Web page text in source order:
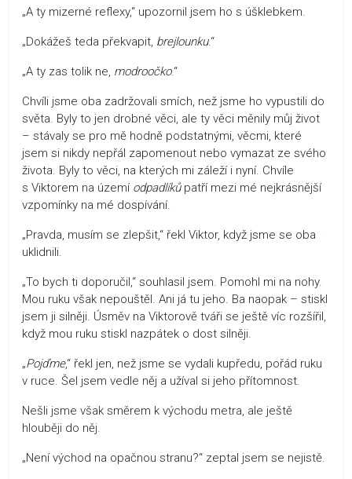
„A ty mizerné reflexy,“ upozornil jsem ho s úšklebkem.
„Dokážeš teda překvapit, brejlounku.“
„A ty zas tolik ne, modroočko.“
Chvíli jsme oba zadržovali smích, než jsme ho vypustili do
světa. Byly to jen drobné věci, ale ty věci měnily můj život
– stávaly se pro mě hodně podstatnými, věcmi, které
jsem si nikdy nepřál zapomenout nebo vymazat ze svého
života. Byly to věci, na kterých mi záleží i nyní. Chvíle
s Viktorem na území odpadlíkůpatří mezi mé nejkrásnější
vzpomínky na mé dospívání.
„Pravda, musím se zlepšit,“ řekl Viktor, když jsme se oba
uklidnili.
„To bych ti doporučil,“ souhlasil jsem. Pomohl mi na nohy.
Mou ruku však nepouštěl. Ani já tu jeho. Ba naopak – stiskl
jsem ji silněji. Úsměv na Viktorově tváři se ještě víc rozšířil,
když mou ruku stiskl nazpátek o dost silněji.
„Pojďme,“ řekl jen, než jsme se vydali kupředu, pořád ruku
v ruce. Šel jsem vedle něj a užíval si jeho přítomnost.
Nešli jsme však směrem k východu metra, ale ještě
hlouběji do něj.
„Není východ na opačnou stranu?“ zeptal jsem se nejistě.